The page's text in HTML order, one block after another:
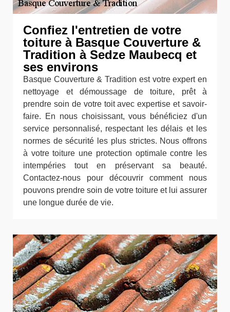
Confiez l'entretien de votre
toiture à Basque Couverture &
Tradition à Sedze Maubecq et
ses environs
Basque Couverture & Tradition est votre expert en
nettoyage et démoussage de toiture, prêt à
prendre soin de votre toit avec expertise et savoir-
faire. En nous choisissant, vous bénéficiez d'un
service personnalisé, respectant les délais et les
normes de sécurité les plus strictes. Nous offrons
à votre toiture une protection optimale contre les
intempéries tout en préservant sa beauté.
Contactez-nous pour découvrir comment nous
pouvons prendre soin de votre toiture et lui assurer
une longue durée de vie.